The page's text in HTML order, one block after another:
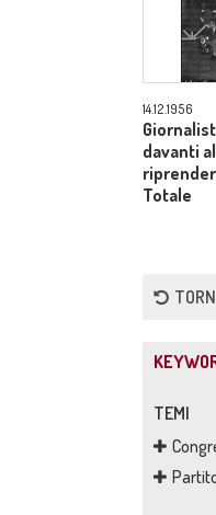
14.12.1956
davanti
Totale
TEMI